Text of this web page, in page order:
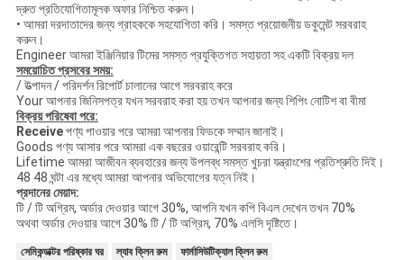
দ্রুত প্রতিযোগিতামূলক অফার নিশ্চিত করুন।
• আমরা দরদাতাদের জন্য গ্রাহককে সহযোগিতা করি। সমস্ত প্রয়োজনীয় ডকুমেন্ট সরবরাহ
করুন।
Engineer আমরা ইঞ্জিনিয়ার টিমের সমস্ত প্রযুক্তিগত সহায়তা সহ একটি বিক্রয় দল
সময়োচিত প্রসবের সময়:
/ উত্পাদন / পরিদর্শন রিপোর্ট চালানের আগে সরবরাহ করে
Your আপনার জিনিসপত্র যখন সরবরাহ করা হয় তখন আপনার জন্য শিপিং নোটিশ বা বীমা
বিক্রয় পরিষেবা পরে:
Receiveপণ্য পাওয়ার পরে আমরা আপনার ফিডকে সম্মান জানাই।
Goods পণ্য আসার পরে আমরা এক বছরের ওয়ারেন্টি সরবরাহ করি।
Lifetime আমরা আজীবন ব্যবহারের জন্য উপলব্ধ সমস্ত খুচরা যন্ত্রাংশের প্রতিশ্রুতি দিই।
48 48 ঘন্টা এর মধ্যে আমরা আপনার অভিযোগের যত্ন নিই।
প্রদানের মেয়াদ:
টি / টি অগ্রিম, অর্ডার দেওয়ার আগে 30%, আপনি যখন কপি বিএল দেখেন তখন 70%
অথবা অর্ডার দেওয়ার আগে 30% টি / টি অগ্রিম, 70% এলসি দৃষ্টিতে।
সেমিকন্ডাক্টর পরিষ্কার ঘর ল্যাব ক্লিন রুম ফার্মাসিউটিক্যাল ক্লিন রুম